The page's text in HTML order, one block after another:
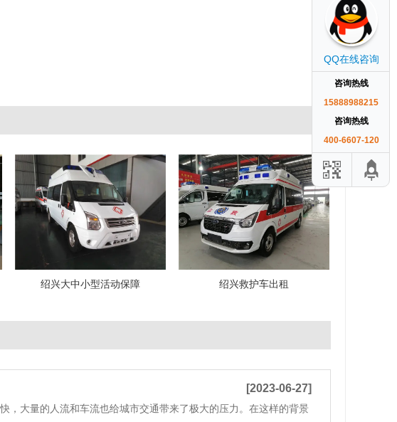
绍兴大中小型活动保障 绍兴救护车出租
[2023-06-27]
，大量的人流和车流也给城市交通带来了极大的压力。在这样的背景
QQ在线咨询
咨询热线
15888988215
咨询热线
400-6607-120